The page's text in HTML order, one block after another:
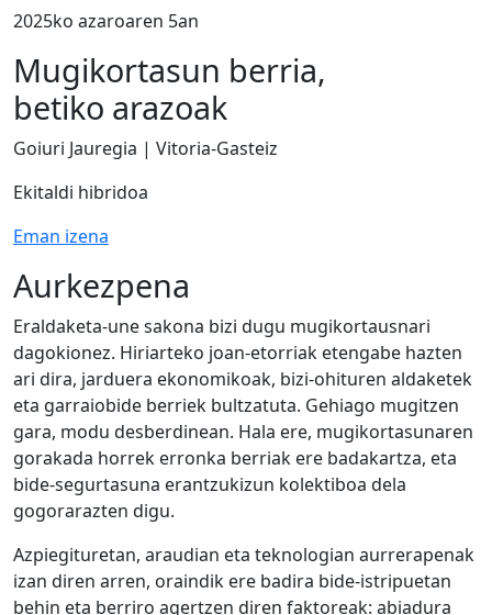
2025ko azaroaren 5an
Mugikortasun berria,
betiko arazoak
Goiuri Jauregia | Vitoria-Gasteiz
Ekitaldi hibridoa
Eman izena
Aurkezpena
Eraldaketa-une sakona bizi dugu mugikortausnari
dagokionez. Hiriarteko joan-etorriak etengabe hazten
ari dira, jarduera ekonomikoak, bizi-ohituren aldaketek
eta garraiobide berriek bultzatuta. Gehiago mugitzen
gara, modu desberdinean. Hala ere, mugikortasunaren
gorakada horrek erronka berriak ere badakartza, eta
bide-segurtasuna erantzukizun kolektiboa dela
gogorarazten digu.
Azpiegituretan, araudian eta teknologian aurrerapenak
izan diren arren, oraindik ere badira bide-istripuetan
behin eta berriro agertzen diren faktoreak: abiadura